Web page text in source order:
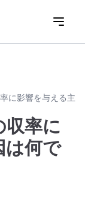
に影響を与える主
率に
は何で